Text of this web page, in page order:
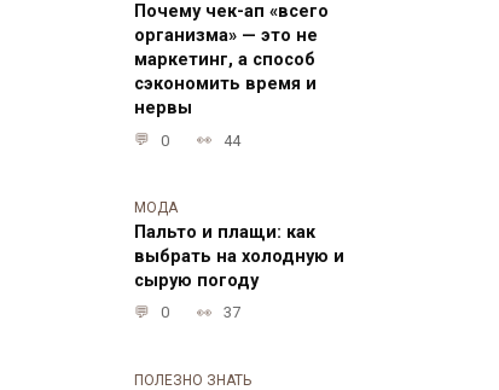
Почему чек-ап «всего
организма» — это не
маркетинг, а способ
сэкономить время и
нервы
0 44
МОДА
Пальто и плащи: как
выбрать на холодную и
сырую погоду
0 37
ПОЛЕЗНО ЗНАТЬ